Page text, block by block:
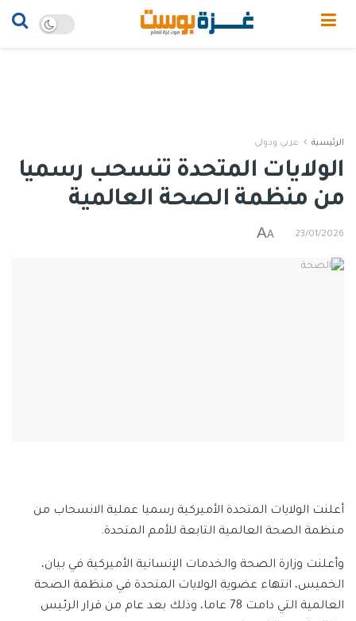
الرئيسية عربي ودولي
الولايات المتحدة تنسحب رسميا
من منظمة الصحة العالمية
23/01/2026
A
A
أعلنت الولايات المتحدة الأميركية رسميا عملية الانسحاب من
منظمة الصحة العالمية التابعة للأمم المتحدة.
وأعلنت وزارة الصحة والخدمات الإنسانية الأميركية في بيان،
الخميس، انتهاء عضوية الولايات المتحدة في منظمة الصحة
العالمية التي دامت 78 عاما، وذلك بعد عام من قرار الرئيس